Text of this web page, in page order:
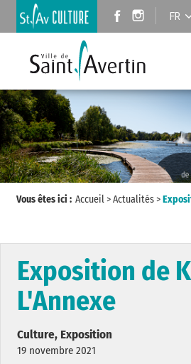
FR
Vous êtes ici : Accueil>Actualités>
Exposition de
L'Annexe
Culture, Exposition
19 novembre 2021